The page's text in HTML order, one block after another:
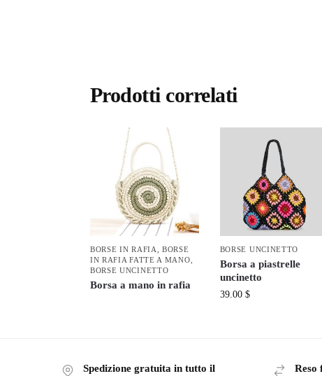
Prodotti correlati
BORSE IN RAFIA,BORSE
IN RAFIA FATTE A MANO,
BORSE UNCINETTO
Borsa a mano in rafia
BORSE UNCINETTO
Borsa a piastrelle
uncinetto
39.00 $
Spedizione gratuita in tutto il
Reso